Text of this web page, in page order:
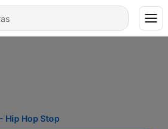
Hip Hop Stop